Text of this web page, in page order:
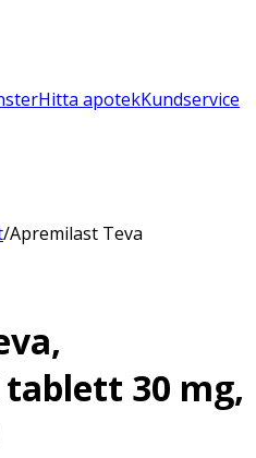
Hitta apotekKundservice
/Apremilast Teva
30 mg,